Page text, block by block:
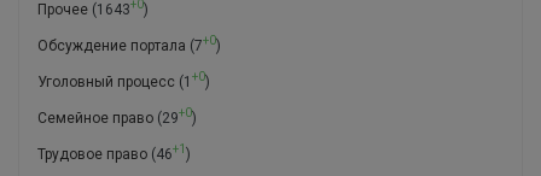
Прочее (1643+0)
Обсуждение портала (7+0)
Уголовный процесс (1 +0)
Семейное право (29+0)
Трудовое право (46+1 )